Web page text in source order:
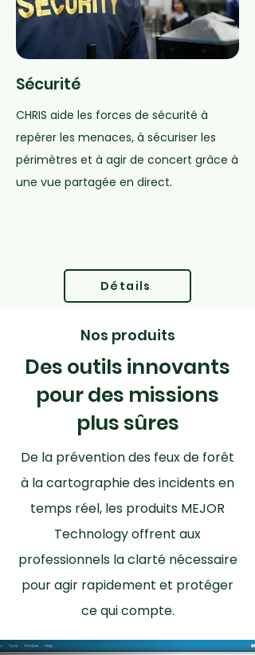
Sécurité
CHRIS aide les forces de sécurité à
repérer les menaces, à sécuriser les
périmètres et à agir de concert grâce à
une vue partagée en direct.
Détails
Nos produits
Des outils innovants
pour des missions
plus sûres
De la prévention des feux de forêt
à la cartographie des incidents en
temps réel, les produits MEJOR
Technology offrent aux
professionnels la clarté nécessaire
pour agir rapidement et protéger
ce qui compte.